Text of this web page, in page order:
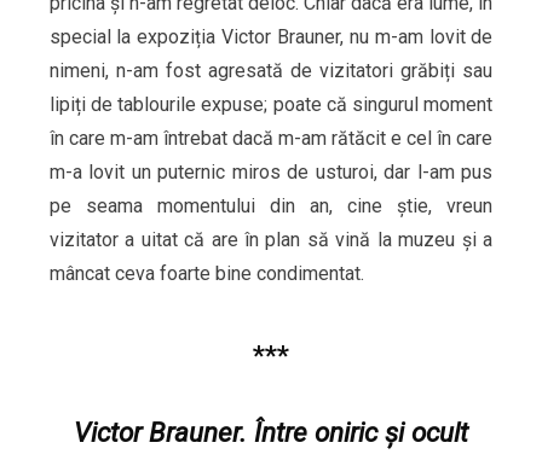
special la expoziția Victor Brauner, nu m-am lovit de
nimeni, n-am fost agresată de vizitatori grăbiți sau
lipiți de tablourile expuse; poate că singurul moment
în care m-am întrebat dacă m-am rătăcit e cel în care
m-a lovit un puternic miros de usturoi, dar l-am pus
pe seama momentului din an, cine știe, vreun
vizitator a uitat că are în plan să vină la muzeu și a
mâncat ceva foarte bine condimentat.
***
Victor Brauner. Între oniric și ocult